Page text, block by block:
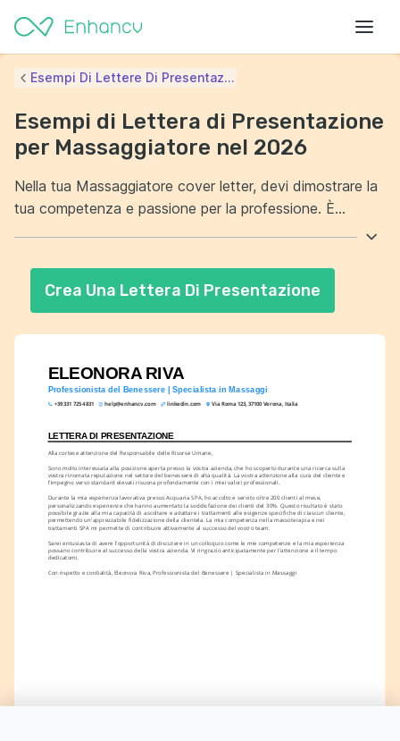
ELEONORA RIVA
Professionista del Benessere | Specialista in Massaggi
+39 331 725 4831 help@enhancv.com linkedin.com Via Roma 123, 37100 Verona, Italia
LETTERA DI PRESENTAZIONE
Alla cortese attenzione del Responsabile delle Risorse Umane,
Sono molto interessata alla posizione aperta presso la vostra azienda, che ho scoperto durante una ricerca sulla
vostra rinomata reputazione nel settore del benessere di alta qualità. La vostra attenzione alla cura del cliente e
l'impegno verso standard elevati risuona profondamente con i miei valori professionali.
Durante la mia esperienza lavorativa presso Acquaria SPA, ho accolto e servito oltre 200 clienti al mese,
personalizzando esperienze che hanno aumentato la soddisfazione dei clienti del 30%. Questo risultato è stato
possibile grazie alla mia capacità di ascoltare e adattare i trattamenti alle esigenze specifiche di ciascun cliente,
permettendo un'apprezzabile fidelizzazione della clientela. La mia competenza nella massoterapia e nei
trattamenti SPA mi permette di contribuire attivamente al successo del vostro team.
Sarei entusiasta di avere l'opportunità di discutere in un colloquio come le mie competenze e la mia esperienza
possano contribuire al successo della vostra azienda. Vi ringrazio anticipatamente per l'attenzione e il tempo
dedicatomi.
Con rispetto e cordialità, Eleonora Riva, Professionista del Benessere | Specialista in Massaggi
Esempi Di Lettere Di Presentaz...
Esempi di Lettera di Presentazione
per Massaggiatore nel 2026
Nella tua Massaggiatore cover letter, devi dimostrare la
tua competenza e passione per la professione. È
importante sottolineare l'esperienza che hai acquisito nel
capacità di personalizzare i trattamenti secondo le
esigenze dei clienti. Fai emergere la tua dedizione nel
contatto umano.
Crea Una Lettera Di Presentazione